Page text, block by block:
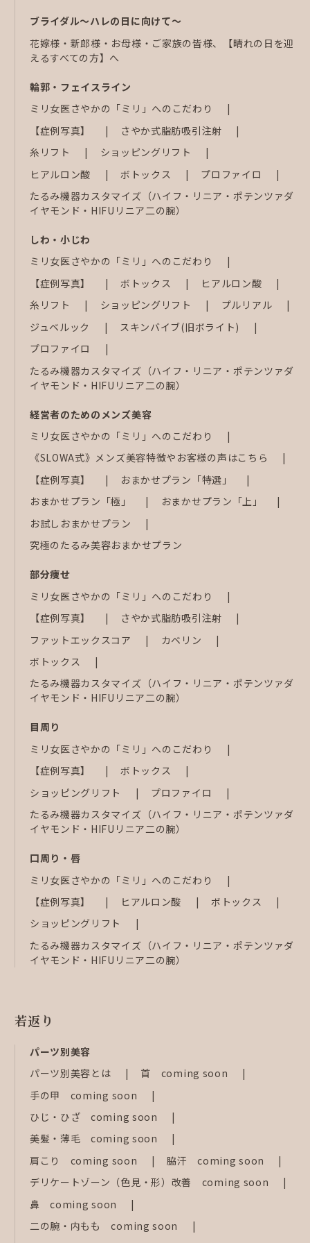
ブライダル～ハレの日に向けて～
花嫁様・新郎様・お母様・ご家族の皆様、【晴れの日を迎
えるすべての方】へ
輪郭・フェイスライン
ミリ女医さやかの「ミリ」へのこだわり
【症例写真】
さやか式脂肪吸引注射
糸リフト
ショッピングリフト
ヒアルロン酸
ボトックス
プロファイロ
たるみ機器カスタマイズ（ハイフ・リニア・ポテンツァダ
イヤモンド・HIFUリニア二の腕）
しわ・小じわ
ミリ女医さやかの「ミリ」へのこだわり
【症例写真】
ボトックス
ヒアルロン酸
糸リフト
ショッピングリフト
プルリアル
ジュベルック
スキンバイブ(旧ボライト)
プロファイロ
たるみ機器カスタマイズ（ハイフ・リニア・ポテンツァダ
イヤモンド・HIFUリニア二の腕）
経営者のためのメンズ美容
ミリ女医さやかの「ミリ」へのこだわり
《SLOWA式》メンズ美容特徴やお客様の声はこちら
【症例写真】
おまかせプラン「特選」
おまかせプラン「極」
おまかせプラン「上」
お試しおまかせプラン
究極のたるみ美容おまかせプラン
部分痩せ
ミリ女医さやかの「ミリ」へのこだわり
【症例写真】
さやか式脂肪吸引注射
ファットエックスコア
カベリン
ボトックス
たるみ機器カスタマイズ（ハイフ・リニア・ポテンツァダ
イヤモンド・HIFUリニア二の腕）
目周り
ミリ女医さやかの「ミリ」へのこだわり
【症例写真】
ボトックス
ショッピングリフト
プロファイロ
たるみ機器カスタマイズ（ハイフ・リニア・ポテンツァダ
イヤモンド・HIFUリニア二の腕）
口周り・唇
ミリ女医さやかの「ミリ」へのこだわり
【症例写真】
ヒアルロン酸
ボトックス
ショッピングリフト
たるみ機器カスタマイズ（ハイフ・リニア・ポテンツァダ
イヤモンド・HIFUリニア二の腕）
若返り
パーツ別美容
パーツ別美容とは
首 coming soon
手の甲 coming soon
ひじ・ひざ coming soon
美髪・薄毛 coming soon
肩こり coming soon
脇汗 coming soon
デリケートゾーン（色見・形）改善 coming soon
鼻 coming soon
二の腕・内もも coming soon